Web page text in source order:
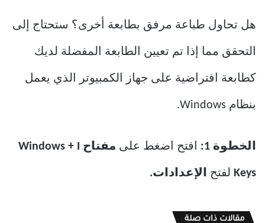
هل تحاول طباعة مرفق بطابعة أخرى؟ ستحتاج إلى
التحقق مما إذا تم تعيين الطابعة المفضلة لديك
كطابعة افتراضية على جهاز الكمبيوتر الذي يعمل
بنظام Windows.
الخطوة 1: افتح اضغط على مفتاح Windows + I
Keys لفتح الإعدادات.
مقالات ذات صلة